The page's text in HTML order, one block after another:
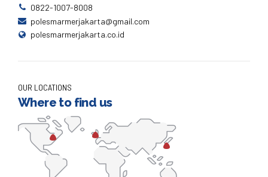
0822-1007-8008
polesmarmerjakarta@gmail.com
polesmarmerjakarta.co.id
OUR LOCATIONS
Where to find us